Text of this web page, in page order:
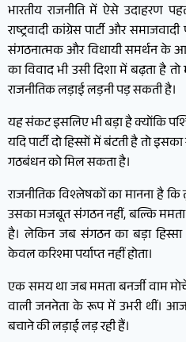
भारतीय राजनीति में ऐसे उदाहरण
राष्ट्रवादी कांग्रेस पार्टी और
संगठनात्मक और विधायी समर्थन के
का विवाद भी उसी दिशा में बढ़ता है
राजनीतिक लड़ाई लड़नी पड़ सकती है।
यह संकट इसलिए भी बड़ा है क्योंकि
यदि पार्टी दो हिस्सों में बंटती है तो
गठबंधन को मिल सकता है।
राजनीतिक विश्लेषकों का मानना है
उसका मजबूत संगठन नहीं, बल्कि ममता
है। लेकिन जब संगठन का बड़ा
केवल करिश्मा पर्याप्त नहीं होता।
एक समय था जब ममता बनर्जी वाम
वाली जननेता के रूप में उभरी थीं। आज
बचाने की लड़ाई लड़ रही हैं।